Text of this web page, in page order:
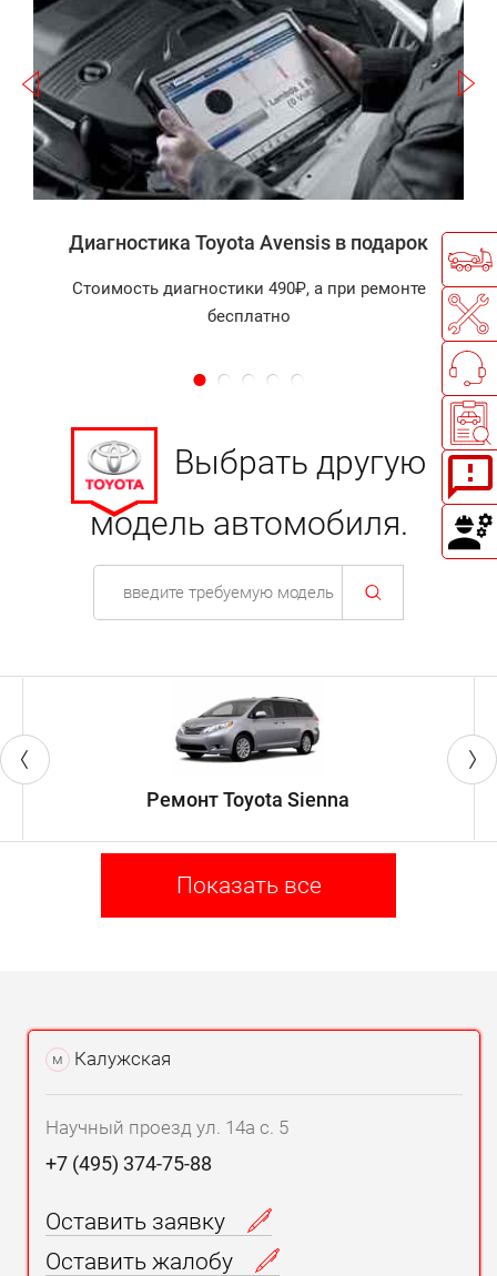
Диагностика Toyota Avensis в подарок
Стоимость диагностики 490₽, а при ремонте
бесплатно
Выбрать другую
модель автомобиля.
Ремонт Toyota Sienna
Показать все
м Калужская
Научный проезд ул. 14а с. 5
+7 (495) 374-75-88
Оставить заявку
Оставить жалобу